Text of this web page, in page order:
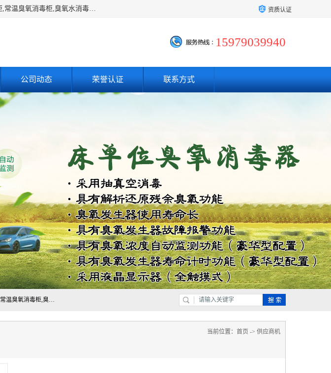
主营:医用空气消毒机，臭氧消空气毒机,循环风紫外线空气消毒机,臭氧发生器,低温烘干臭氧消毒柜,常温臭氧消毒柜,臭氧水消毒机,管道容器臭氧消毒机,内置式臭氧消毒机,外置式臭氧消毒机,床单位臭氧消毒器。医用工作服灭菌柜，医用拖鞋消毒柜,麻醉机内管路消毒机，呼吸机回路消毒机 资质认证
15979039940
公司动态 荣誉认证 联系方式
主营:医用空气消毒机，臭氧消空气毒机,循环风紫外线空气消毒机,臭氧发生器,低温烘干臭氧消毒柜,常温臭氧消毒柜,臭氧水消毒机,管道容器臭氧消毒机,内置式臭氧消毒机,外置式臭氧消毒机,床单位臭氧消毒器。医用工作服灭菌柜，医用拖鞋消毒柜,麻醉机内管路消毒机，呼吸机回路消毒机
当前位置： 首页 -> 供应商机